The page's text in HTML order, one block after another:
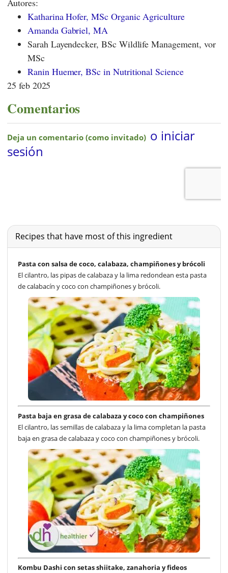
Katharina Hofer, MSc Organic Agriculture
Amanda Gabriel, MA
Sarah Layendecker, BSc Wildlife Management, vor
MSc
Ranin Huemer, BSc in Nutritional Science
25 feb 2025
Comentarios
Recipes that have most of this ingredient
Pasta con salsa de coco, calabaza, champiñones y brócoli
El cilantro, las pipas de calabaza y la lima redondean esta pasta
de calabacín y coco con champiñones y brócoli.
Pasta baja en grasa de calabaza y coco con champiñones
El cilantro, las semillas de calabaza y la lima completan la pasta
baja en grasa de calabaza y coco con champiñones y brócoli.
Kombu Dashi con setas shiitake, zanahoria y fideos